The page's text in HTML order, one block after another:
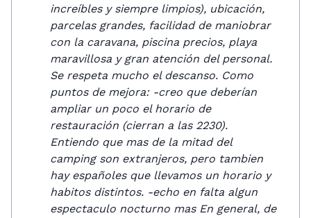
increíbles y siempre limpios), ubicación,
parcelas grandes, facilidad de maniobrar
con la caravana, piscina precios, playa
maravillosa y gran atención del personal.
Se respeta mucho el descanso. Como
puntos de mejora: -creo que deberían
ampliar un poco el horario de
restauración (cierran a las 2230).
Entiendo que mas de la mitad del
camping son extranjeros, pero tambien
hay españoles que llevamos un horario y
habitos distintos. -echo en falta algun
espectaculo nocturno mas En general, de